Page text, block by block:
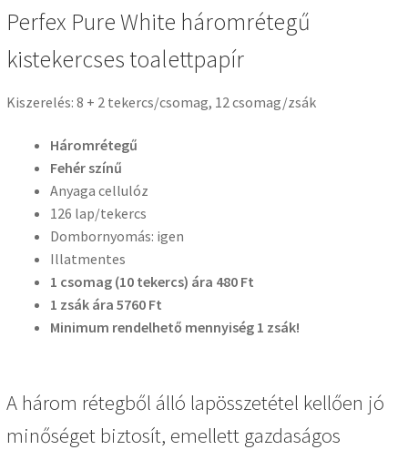
Perfex Pure White háromrétegű
kistekercses toalettpapír
Kiszerelés: 8 + 2 tekercs/csomag, 12 csomag/zsák
Háromrétegű
Fehér színű
Anyaga cellulóz
126 lap/tekercs
Dombornyomás: igen
Illatmentes
1 csomag (10 tekercs) ára 480 Ft
1 zsák ára 5760 Ft
Minimum rendelhető mennyiség 1 zsák!
A három rétegből álló lapösszetétel kellően jó
minőséget biztosít, emellett gazdaságos